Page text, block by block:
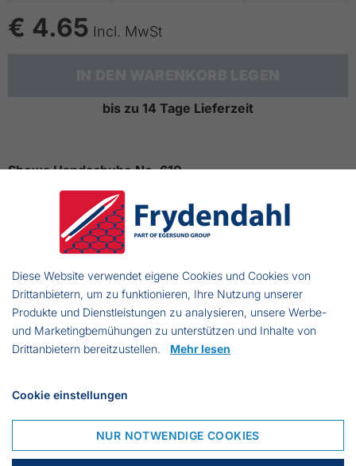
€ 4.65 Incl. MwSt
bis zu 14 Tage Lieferzeit
Showa Handschuhe No. 610
Aus PVC und beweglich wie natürliches Gummi
Mit Baumwollfutter
Länge: 25 cm
Resistent gegenüber Chemikalien
Gute Anpassung
angeraute Handflächen für einen guten Halt
Antibakteriell behandelt
Widerstandsfähig
Diese Website verwendet eigene Cookies und Cookies von
Drittanbietern, um zu funktionieren, Ihre Nutzung unserer
Produkte und Dienstleistungen zu analysieren, unsere Werbe-
und Marketingbemühungen zu unterstützen und Inhalte von
Drittanbietern bereitzustellen. Mehr lesen
Cookie einstellungen
NUR NOTWENDIGE COOKIES